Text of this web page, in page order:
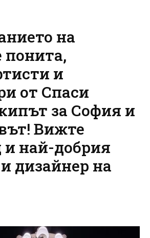
на
понита,
и
от Спаси
за София и
Вижте
най-добрия
дизайнер на